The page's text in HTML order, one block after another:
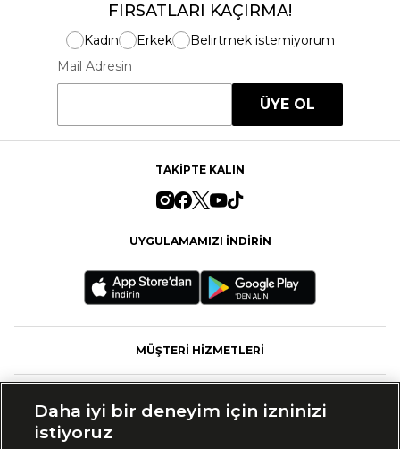
FIRSATLARI KAÇIRMA!
Kadın Erkek
Belirtmek istemiyorum
Mail Adresin
ÜYE OL
TAKİPTE KALIN
UYGULAMAMIZI İNDİRİN
MÜŞTERİ HİZMETLERİ
Daha iyi bir deneyim için izninizi
istiyoruz